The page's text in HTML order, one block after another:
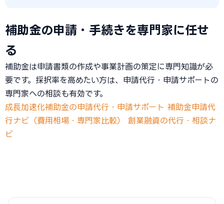
補助金の申請・手続きを専門家に任せ
る
補助金は申請書類の作成や事業計画の策定に専門知識が必
要です。採択率を高めたい方は、申請代行・申請サポートの
専門家への相談も有効です。
成長加速化補助金の申請代行・申請サポート 補助金申請代
行ナビ（費用相場・専門家比較）
創業融資の代行・相談ナ
ビ